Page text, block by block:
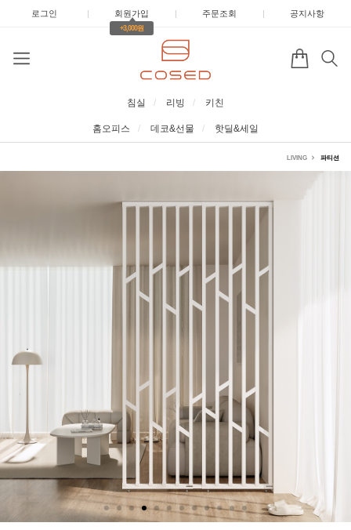
로그인 | 회원가입 |
+3,000원
주문조회 | 공지사항
침실 리빙 키친
홈오피스 데코&선물 핫딜&세일
LIVING 파티션